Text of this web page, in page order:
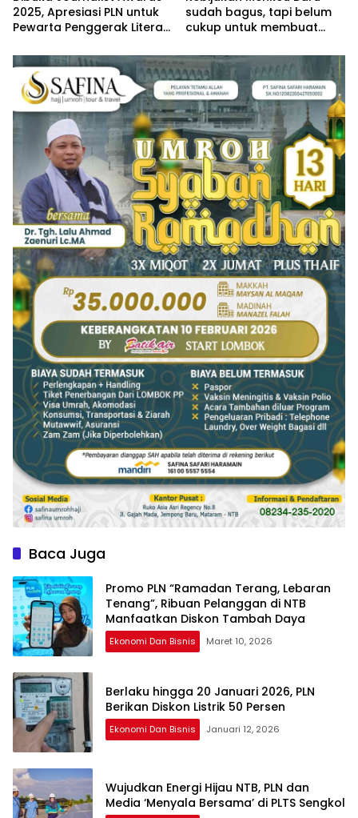
2025, Apresiasi PLN untuk
Pewarta Penggerak Literasi
sudah bagus, tapi belum
cukup untuk membuat
jadi lebih baik !
Baca Juga
Promo PLN “Ramadan Terang, Lebaran
Tenang”, Ribuan Pelanggan di NTB
Manfaatkan Diskon Tambah Daya
Ekonomi Dan Bisnis Maret 10, 2026
Berlaku hingga 20 Januari 2026, PLN
Berikan Diskon Listrik 50 Persen
Ekonomi Dan Bisnis Januari 12, 2026
Wujudkan Energi Hijau NTB, PLN dan
Media ‘Menyala Bersama’ di PLTS Sengkol